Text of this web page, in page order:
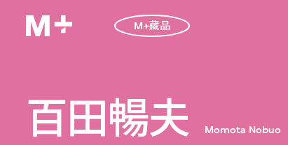
M+藏品
百田暢夫 Momota Nobuo